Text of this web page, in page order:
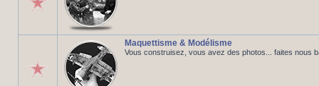
Maquettisme & Modélisme
Vous construisez, vous avez des photos... faites nous